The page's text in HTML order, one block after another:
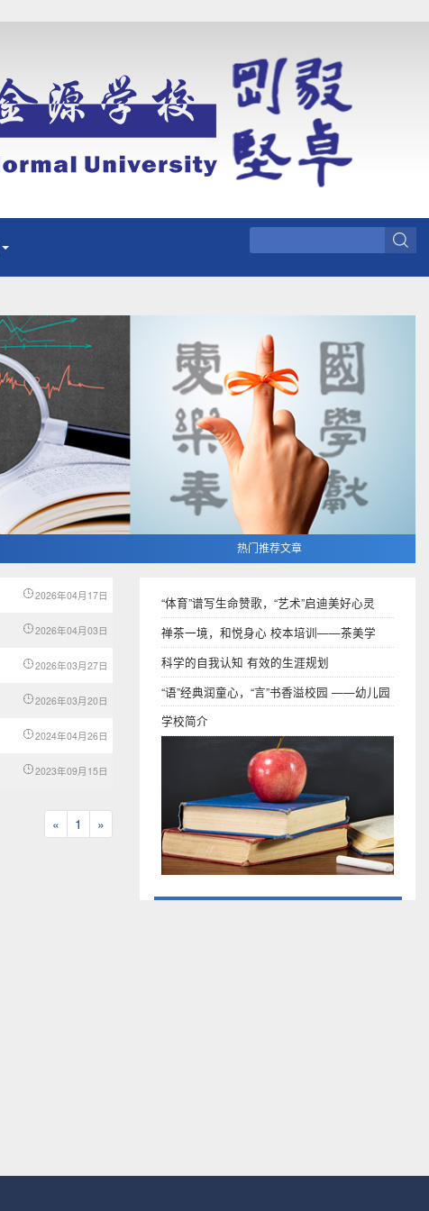
热门推荐文章
2026年04月17日
2026年04月03日
2026年03月27日
2026年03月20日
2024年04月26日
2023年09月15日
« Previous
1 »
“体育”谱写生命赞歌，“艺术”启迪美好心灵
禅茶一境，和悦身心 校本培训——茶美学
科学的自我认知 有效的生涯规划
“语”经典润童心，“言”书香溢校园 ——幼儿园
段语言教研组
学校简介